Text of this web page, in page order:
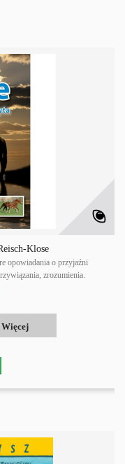
Klose
opowiadania o przyjaźni
zrozumienia.
Więcej